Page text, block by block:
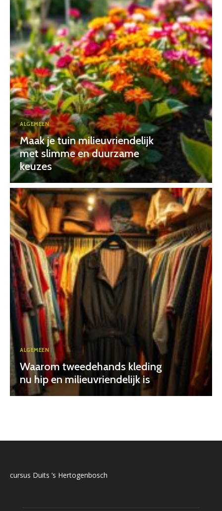
ALGEMEEN
Maak je tuin milieuvriendelijk
met slimme en duurzame
keuzes
ALGEMEEN
Waarom tweedehands kleding
nu hip en milieuvriendelijk is
cursus Duits ’s Hertogenbosch